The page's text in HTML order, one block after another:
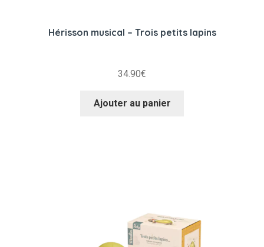
Hérisson musical – Trois petits lapins
34.90€
Ajouter au panier